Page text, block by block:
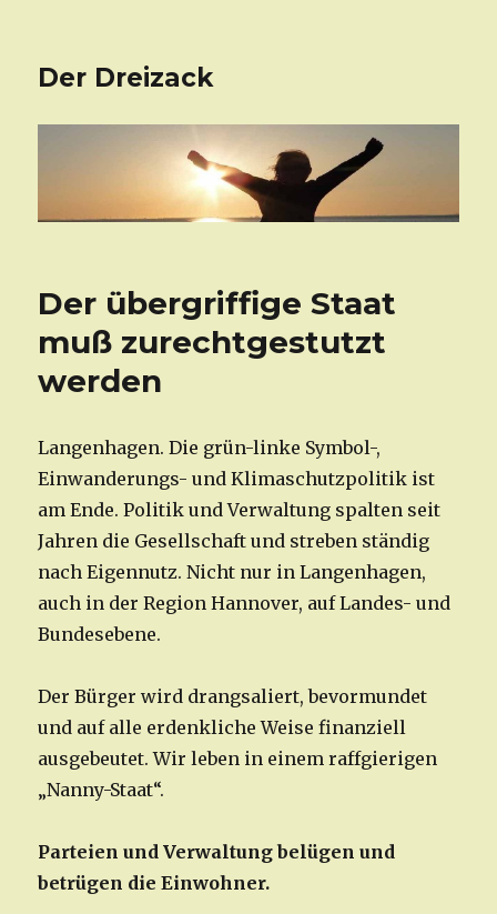
Der Dreizack
Der übergriffige Staat
muß zurechtgestutzt
werden
Langenhagen. Die grün-linke Symbol-,
Einwanderungs- und Klimaschutzpolitik ist
am Ende. Politik und Verwaltung spalten seit
Jahren die Gesellschaft und streben ständig
nach Eigennutz. Nicht nur in Langenhagen,
auch in der Region Hannover, auf Landes- und
Bundesebene.
Der Bürger wird drangsaliert, bevormundet
und auf alle erdenkliche Weise finanziell
ausgebeutet. Wir leben in einem raffgierigen
„Nanny-Staat“.
Parteien und Verwaltung belügen und
betrügen die Einwohner.